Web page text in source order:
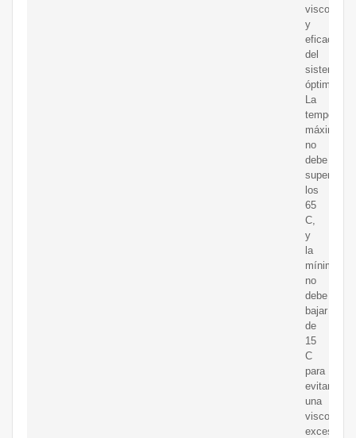
viscosidad
y
eficacia
del
sistema
óptimas.
La
máxima
no
debe
superar
los
65
C,
y
la
mínima
no
debe
bajar
de
15
C
para
evitar
una
viscosidad
excesiva.